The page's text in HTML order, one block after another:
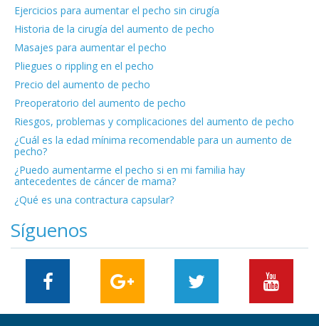
Ejercicios para aumentar el pecho sin cirugía
Historia de la cirugía del aumento de pecho
Masajes para aumentar el pecho
Pliegues o rippling en el pecho
Precio del aumento de pecho
Preoperatorio del aumento de pecho
Riesgos, problemas y complicaciones del aumento de pecho
¿Cuál es la edad mínima recomendable para un aumento de
pecho?
¿Puedo aumentarme el pecho si en mi familia hay
antecedentes de cáncer de mama?
¿Qué es una contractura capsular?
Síguenos